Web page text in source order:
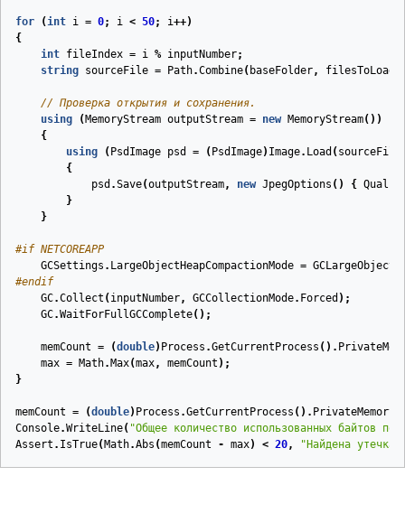
for (int i = 0; i < 50; i++)
{
int fileIndex = i % inputNumber;
string sourceFile = Path.Combine( baseFolder, filesToLoad
// Проверка открытия и сохранения.
using
( MemoryStream outputStream = new MemoryStream())
{
using
( PsdImage psd = ( PsdImage) Image. Load ( sourceFile
{
psd .Save(outputStream, new JpegOptions () {
}
}
#if NETCOREAPP
GCSettings . LargeObjectHeapCompactionMode =
#endif
GC.Collect ( inputNumber, GCCollectionMode. Forced );
GC.WaitForFullGCComplete();
memCount = (double) Process .GetCurrentProcess ().
max = Math. Max(max, memCount );
}
memCount = (double) Process .GetCurrentProcess ().
Console.WriteLine( "Общее количество использованных байтов
Assert . IsTrue( Math.Abs (memCount - max) < 20, "Найдена утечка